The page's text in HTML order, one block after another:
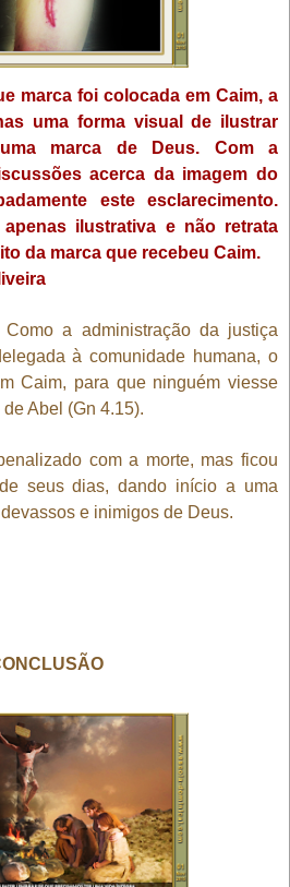
marca foi colocada em Caim, a
uma forma visual de ilustrar
marca de Deus. Com a
acerca da imagem do
este esclarecimento.
ilustrativa e não retrata
da marca que recebeu Caim.
Como a administração da justiça
à comunidade humana, o
Caim, para que ninguém viesse
Abel (Gn 4.15).
com a morte, mas ficou
seus dias, dando início a uma
e inimigos de Deus.